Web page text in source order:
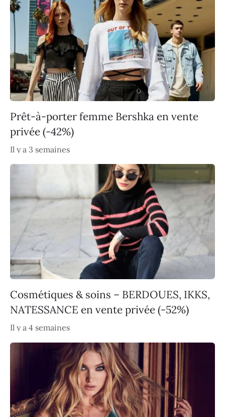
Prêt-à-porter femme Bershka en vente
privée (-42%)
Il y a 3 semaines
Cosmétiques & soins – BERDOUES, IKKS,
NATESSANCE en vente privée (-52%)
Il y a 4 semaines